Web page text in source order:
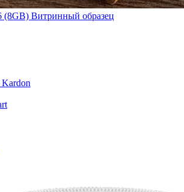
(8GB) Витринный образец